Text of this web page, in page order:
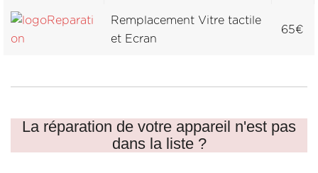
Remplacement Vitre tactile
et Ecran
65€
La réparation de votre appareil n'est pas
dans la liste ?